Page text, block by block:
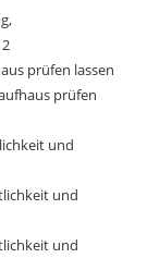
prüfen lassen
prüfen
und
und
und